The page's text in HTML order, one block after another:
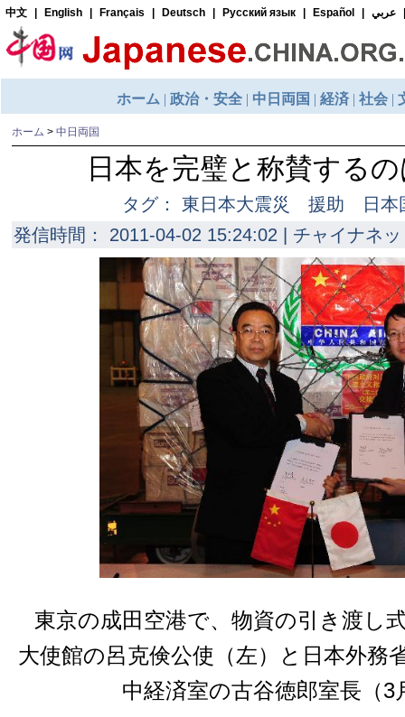
ホーム > 中日両国
日本を完璧と称賛する
タグ： 東日本大震災 援助 日
発信時間： 2011-04-02 15:24:02 | チャイナネ
東京の成田空港で、物資の引き渡し
大使館の呂克倹公使（左）と日本外務
中経済室の古谷徳郎室長（3